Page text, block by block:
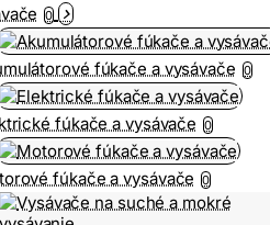
0
fúkače a vysávače 0
fúkače a vysávače 0
fúkače a vysávače 0